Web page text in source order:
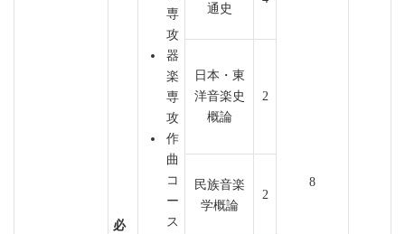
必
専
攻
器
楽
専
攻
作
曲
コ
ー
ス
通史
8
日本・東
洋音楽史
概論
2
民族音楽
学概論
2